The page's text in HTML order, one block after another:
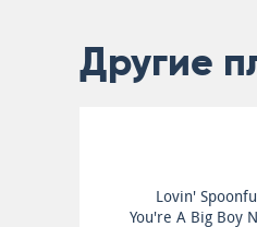
Другие
Lovin' Spoonful
You're A Big Boy